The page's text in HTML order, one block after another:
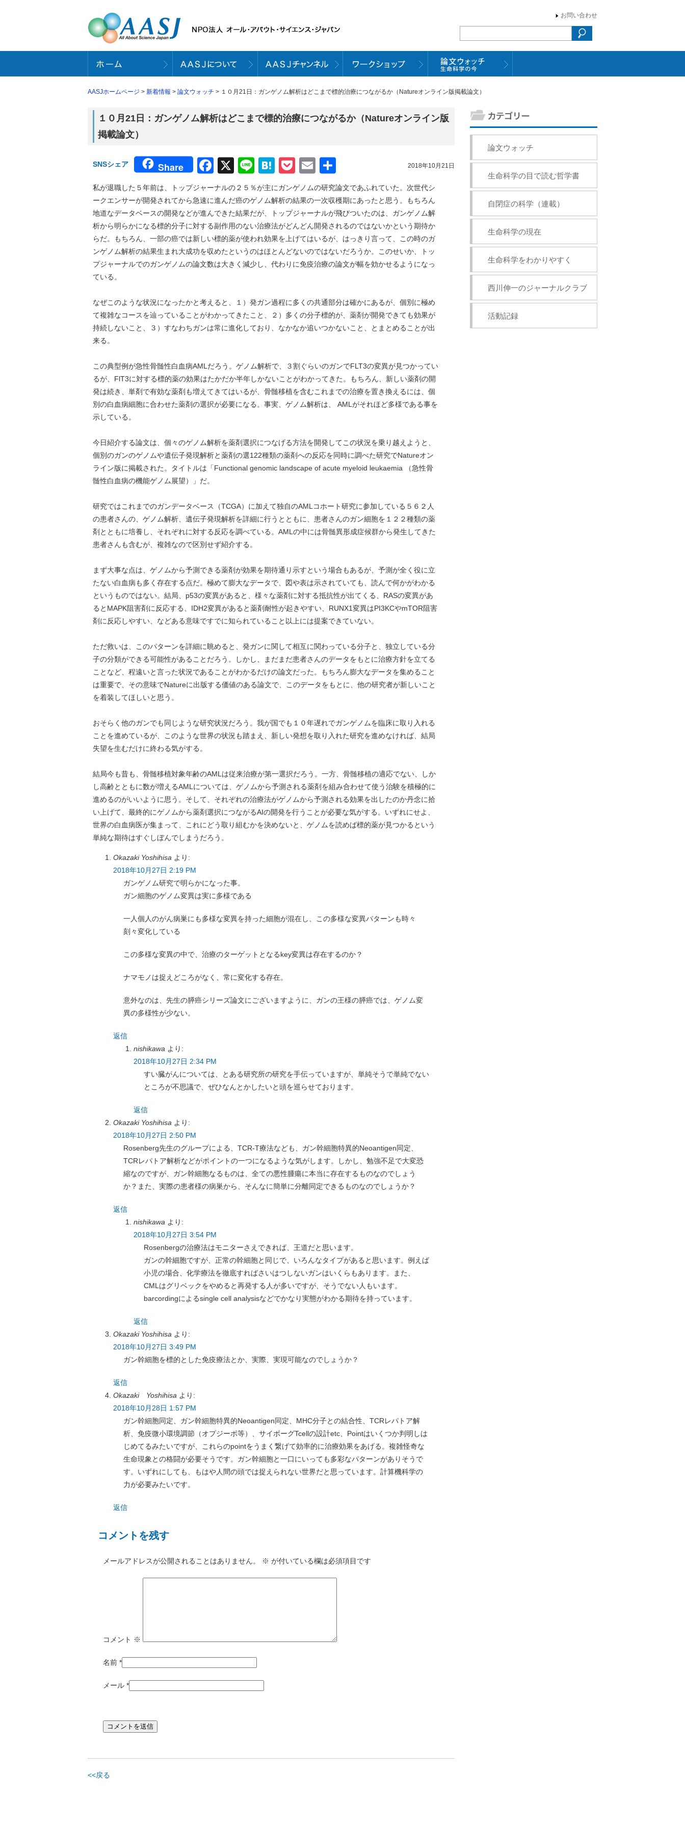
お問い合わせ
AASJホームページ > 新着情報 > 論文ウォッチ > １０月21日：ガンゲノム解析はどこまで標的治療につながるか（Natureオンライン版掲載論文）
１０月21日：ガンゲノム解析はどこまで標的治療につながるか（Natureオンライン版
掲載論文）
2018年10月21日
SNSシェア Share Facebook
X LineHatena
Pocket
Email
有
私が退職した５年前は、トップジャーナルの２５％が主にガンゲノムの研究論文であふれていた。次世代シ
ークエンサーが開発されてから急速に進んだ癌のゲノム解析の結果の一次収穫期にあったと思う。もちろん
地道なデータベースの開発などが進んできた結果だが、トップジャーナルが飛びついたのは、ガンゲノム解
析から明らかになる標的分子に対する副作用のない治療法がどんどん開発されるのではないかという期待か
らだ。もちろん、一部の癌では新しい標的薬が使われ効果を上げてはいるが、はっきり言って、この時のガ
ンゲノム解析の結果生まれ大成功を収めたというのはほとんどないのではないだろうか。このせいか、トッ
プジャーナルでのガンゲノムの論文数は大きく減少し、代わりに免疫治療の論文が幅を効かせるようになっ
ている。
なぜこのような状況になったかと考えると、１）発ガン過程に多くの共通部分は確かにあるが、個別に極め
て複雑なコースを辿っていることがわかってきたこと、２）多くの分子標的が、薬剤が開発できても効果が
持続しないこと、３）すなわちガンは常に進化しており、なかなか追いつかないこと、とまとめることが出
来る。
この典型例が急性骨髄性白血病AMLだろう。ゲノム解析で、３割ぐらいのガンでFLT3の変異が見つかってい
るが、FlT3に対する標的薬の効果はたかだか半年しかないことがわかってきた。もちろん、新しい薬剤の開
発は続き、単剤で有効な薬剤も増えてきてはいるが、骨髄移植を含むこれまでの治療を置き換えるには、個
別の白血病細胞に合わせた薬剤の選択が必要になる。事実、ゲノム解析は、 AMLがそれほど多様である事を
示している。
今日紹介する論文は、個々のゲノム解析を薬剤選択につなげる方法を開発してこの状況を乗り越えようと、
個別のガンのゲノムや遺伝子発現解析と薬剤の選122種類の薬剤への反応を同時に調べた研究でNatureオン
ライン版に掲載された。タイトルは「Functional genomic landscape of acute myeloid leukaemia （急性骨
髄性白血病の機能ゲノム展望）」だ。
研究ではこれまでのガンデータベース（TCGA）に加えて独自のAMLコホート研究に参加している５６２人
の患者さんの、ゲノム解析、遺伝子発現解析を詳細に行うとともに、患者さんのガン細胞を１２２種類の薬
剤とともに培養し、それぞれに対する反応を調べている。AMLの中には骨髄異形成症候群から発生してきた
患者さんも含むが、複雑なので区別せず紹介する。
まず大事な点は、ゲノムから予測できる薬剤が効果を期待通り示すという場合もあるが、予測が全く役に立
たない白血病も多く存在する点だ。極めて膨大なデータで、図や表は示されていても、読んで何かがわかる
というものではない。結局、p53の変異があると、様々な薬剤に対する抵抗性が出てくる、RASの変異があ
るとMAPK阻害剤に反応する、IDH2変異があると薬剤耐性が起きやすい、RUNX1変異はPI3KCやmTOR阻害
剤に反応しやすい、などある意味ですでに知られていること以上には提案できていない。
ただ救いは、このパターンを詳細に眺めると、発ガンに関して相互に関わっている分子と、独立している分
子の分類ができる可能性があることだろう。しかし、まだまだ患者さんのデータをもとに治療方針を立てる
ことなど、程遠いと言った状況であることがわかるだけの論文だった。もちろん膨大なデータを集めること
は重要で、その意味でNatureに出版する価値のある論文で、このデータをもとに、他の研究者が新しいこと
を着装してほしいと思う。
おそらく他のガンでも同じような研究状況だろう。我が国でも１０年遅れでガンゲノムを臨床に取り入れる
ことを進めているが、このような世界の状況も踏まえ、新しい発想を取り入れた研究を進めなければ、結局
失望を生むだけに終わる気がする。
結局今も昔も、骨髄移植対象年齢のAMLは従来治療が第一選択だろう。一方、骨髄移植の適応でない、しか
し高齢とともに数が増えるAMLについては、ゲノムから予測される薬剤を組み合わせて使う治験を積極的に
進めるのがいいように思う。そして、それぞれの治療法がゲノムから予測される効果を出したのか丹念に拾
い上げて、最終的にゲノムから薬剤選択につながるAIの開発を行うことが必要な気がする。いずれにせよ、
世界の白血病医が集まって、これにどう取り組むかを決めないと、ゲノムを読めば標的薬が見つかるという
単純な期待はすぐしぼんでしまうだろう。
Okazaki Yoshihisa より:
2018年10月27日 2:19 PM
ガンゲノム研究で明らかになった事。
ガン細胞のゲノム変異は実に多様である
一人個人のがん病巣にも多様な変異を持った細胞が混在し、この多様な変異パターンも時々
刻々変化している
この多様な変異の中で、治療のターゲットとなるkey変異は存在するのか？
ナマモノは捉えどころがなく、常に変化する存在。
意外なのは、先生の膵癌シリーズ論文にございますように、ガンの王様の膵癌では、ゲノム変
異の多様性が少ない。
返信
nishikawa より:
2018年10月27日 2:34 PM
すい臓がんについては、とある研究所の研究を手伝っていますが、単純そうで単純でない
ところが不思議で、ぜひなんとかしたいと頭を巡らせております。
返信
Okazaki Yoshihisa より:
2018年10月27日 2:50 PM
Rosenberg先生のグループによる、TCR-T療法なども、ガン幹細胞特異的Neoantigen同定、
TCRレパトア解析などがポイントの一つになるような気がします。しかし、勉強不足で大変恐
縮なのですが、ガン幹細胞なるものは、全ての悪性腫瘍に本当に存在するものなのでしょう
か？また、実際の患者様の病巣から、そんなに簡単に分離同定できるものなのでしょうか？
返信
nishikawa より:
2018年10月27日 3:54 PM
Rosenbergの治療法はモニターさえできれば、王道だと思います。
ガンの幹細胞ですが、正常の幹細胞と同じで、いろんなタイプがあると思います。例えば
小児の場合、化学療法を徹底すればさいはつしないガンはいくらもあります。また、
CMLはグリベックをやめると再発する人が多いですが、そうでない人もいます。
barcordingによるsingle cell analysisなどでかなり実態がわかる期待を持っています。
返信
Okazaki Yoshihisa より:
2018年10月27日 3:49 PM
ガン幹細胞を標的とした免疫療法とか、実際、実現可能なのでしょうか？
返信
Okazaki Yoshihisa より:
2018年10月28日 1:57 PM
ガン幹細胞同定、ガン幹細胞特異的Neoantigen同定、MHC分子との結合性、TCRレパトア解
析、免疫微小環境調節（オプジーボ等）、サイボーグTcellの設計etc、Pointはいくつか判明しは
じめてるみたいですが、これらのpointをうまく繋げて効率的に治療効果をあげる。複雑怪奇な
生命現象との格闘が必要そうです。ガン幹細胞と一口にいっても多彩なパターンがありそうで
す。いずれにしても、もはや人間の頭では捉えられない世界だと思っています。計算機科学の
力が必要みたいです。
返信
コメントを残す
メールアドレスが公開されることはありません。 ※ が付いている欄は必須項目です
コメント ※
名前 *
メール *
<<戻る
論文ウォッチ
生命科学の目で読む哲学書
自閉症の科学（連載）
生命科学の現在
生命科学をわかりやすく
西川伸一のジャーナルクラブ
活動記録